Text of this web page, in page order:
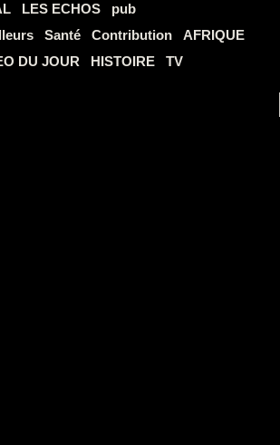
LES ECHOS
pub
Santé Contribution
AFRIQUE
DU JOUR HISTOIRE TV